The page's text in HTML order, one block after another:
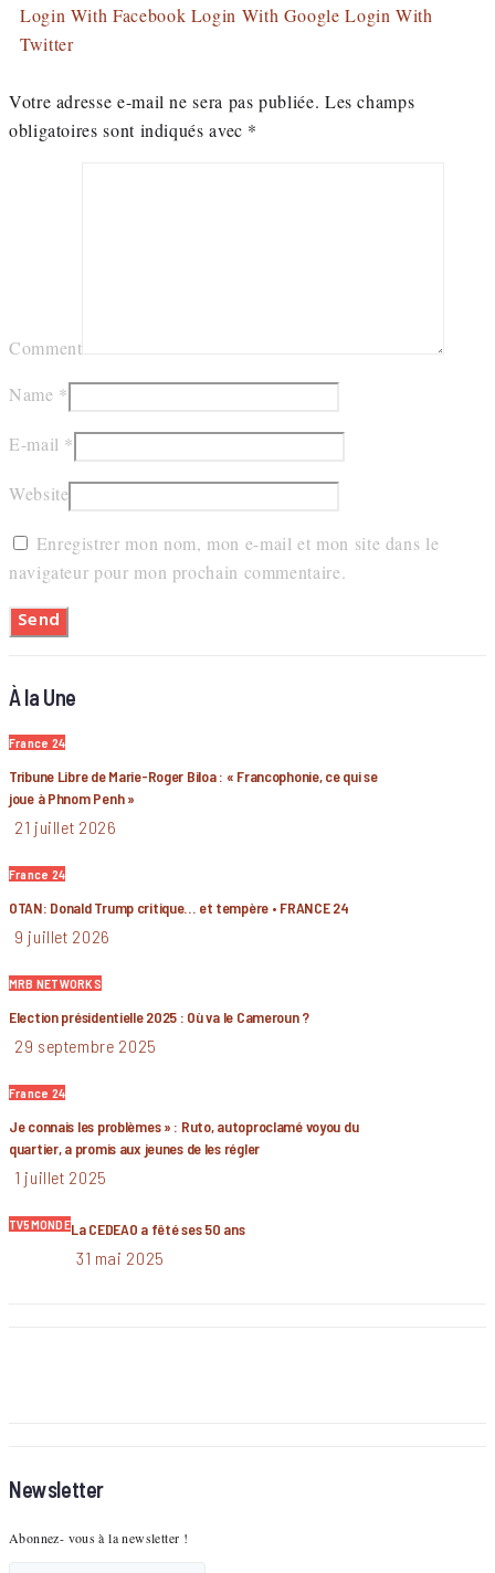
Login With Facebook Login With GoogleLogin With
Twitter
Votre adresse e-mail ne sera pas publiée. Les champs
obligatoires sont indiqués avec *
Comment
Name *
E-mail *
Website
Enregistrer mon nom, mon e-mail et mon site dans le
navigateur pour mon prochain commentaire.
À la Une
France 24
Tribune Libre de Marie-Roger Biloa : « Francophonie, ce qui se
joue à Phnom Penh »
21 juillet 2026
France 24
OTAN: Donald Trump critique… et tempère • FRANCE 24
9 juillet 2026
MRB NETWORKS
Election présidentielle 2025 : Où va le Cameroun ?
29 septembre 2025
France 24
Je connais les problèmes » : Ruto, autoproclamé voyou du
quartier, a promis aux jeunes de les régler
1 juillet 2025
TV5MONDELa CEDEAO a fêté ses 50 ans
31 mai 2025
Newsletter
Abonnez- vous à la newsletter !